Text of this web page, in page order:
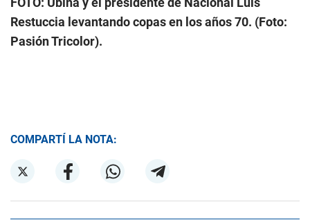
Restuccia levantando copas en los años 70. (Foto:
Pasión Tricolor).
COMPARTÍ LA NOTA: